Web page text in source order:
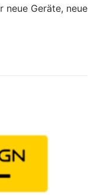
Geräte, neue